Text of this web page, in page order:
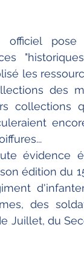
officiel
les
des
collections
évidence
édition du
des
Juillet, du